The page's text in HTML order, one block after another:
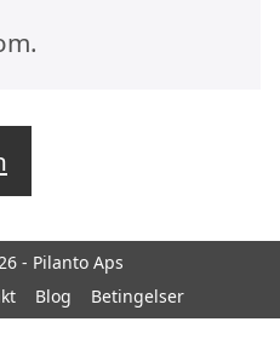
- Pilanto Aps
Blog Betingelser